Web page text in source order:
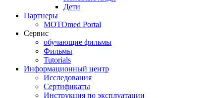
Дети
Партнеры
MOTOmed Portal
Сервис
обучающие фильмы
Фильмы
Tutorials
Информационный центр
Исследования
Сертификаты
Инструкция по эксплуатации